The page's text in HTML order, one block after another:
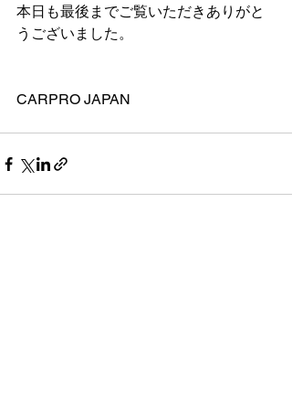
本日も最後までご覧いただきありがと
うございました。
CARPRO JAPAN